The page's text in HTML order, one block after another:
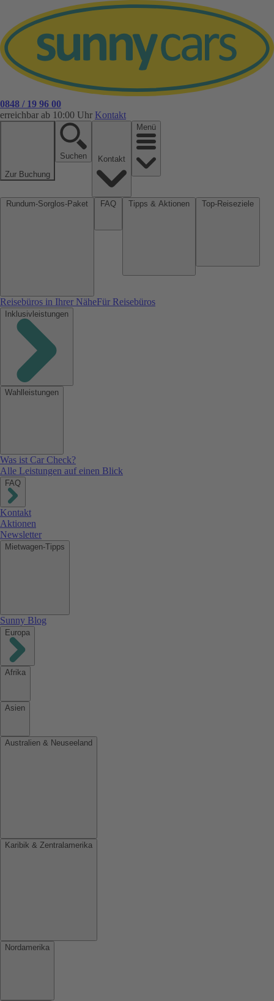
0848 / 19 96 00
erreichbar ab 10:00 Uhr Kontakt
Zur Buchung
Suchen
Menü
Reisebüros in Ihrer NäheFür Reisebüros
Inklusivleistungen
Wahlleistungen
Was ist Car Check?
Alle Leistungen auf einen Blick
FAQ
Kontakt
Aktionen
Newsletter
Mietwagen-Tipps
Sunny Blog
Europa
Afrika
Asien
Australien & Neuseeland
Karibik & Zentralamerika
Nordamerika